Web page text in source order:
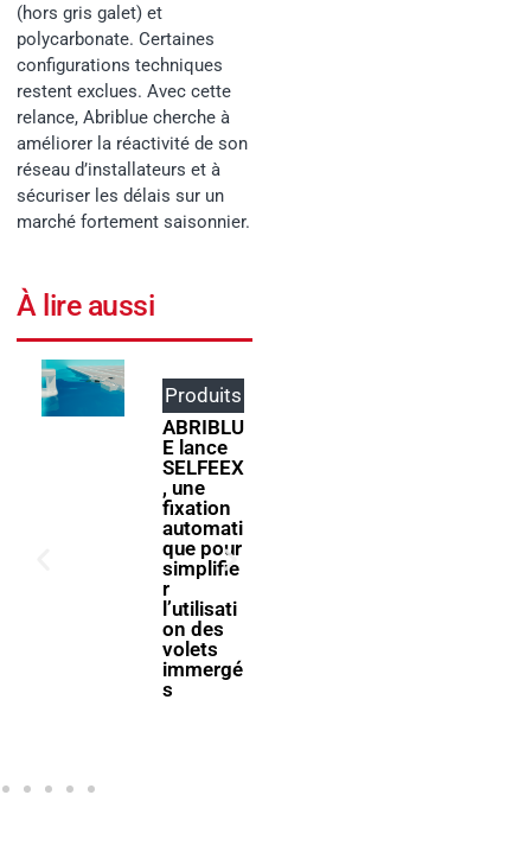
(hors gris galet) et
polycarbonate. Certaines
configurations techniques
restent exclues. Avec cette
relance, Abriblue cherche à
améliorer la réactivité de son
réseau d’installateurs et à
sécuriser les délais sur un
marché fortement saisonnier.
À lire aussi
Produits
ABRIBLU
E lance
SELFEEX
, une
fixation
automati
que pour
simplifie
l’utilisati
on des
volets
immergé
s